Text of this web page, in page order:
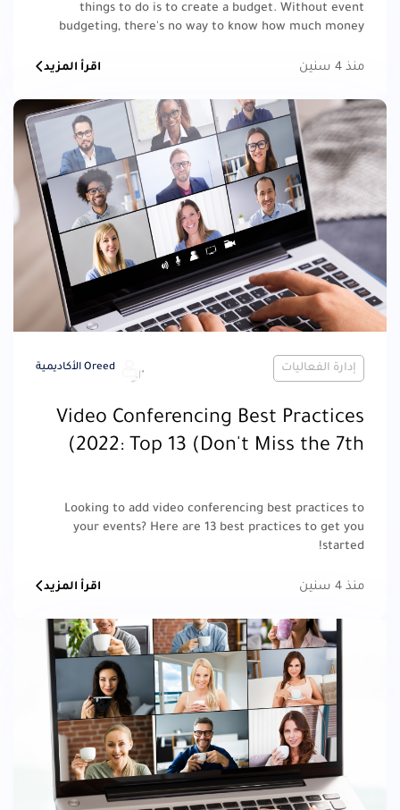
things to do is to create a budget. Without event
budgeting, there's no way to know how much money
going. Get the best tips on budget management today.
منذ 4 سنين اقرأ المزيد
إدارة الفعاليات Oreed الأكاديمية
Video Conferencing Best Practices
2022: Top 13 (Don't Miss the 7th)
Looking to add video conferencing best practices to
your events? Here are 13 best practices to get you
started!
منذ 4 سنين اقرأ المزيد